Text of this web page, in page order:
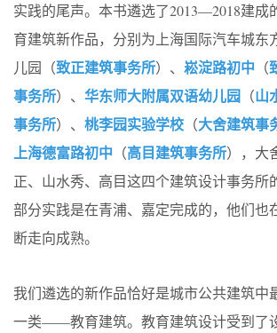
实践的尾声。本书遴选了2013—2018建成
育建筑新作品，分别为上海国际汽车城东
儿园（致正建筑事务所）、 崧淀路初中 （
事务所）、 华东师大附属双语幼儿园 （山
事务所）、 桃李园实验学校 （大舍建筑事
上海德富路初中 （高目建筑事务所），大
正、山水秀、高目这四个建筑设计事务所
部分实践是在青浦、嘉定完成的，他们也
断走向成熟。
我们遴选的新作品恰好是城市公共建筑中
一类——教育建筑。教育建筑设计受到了